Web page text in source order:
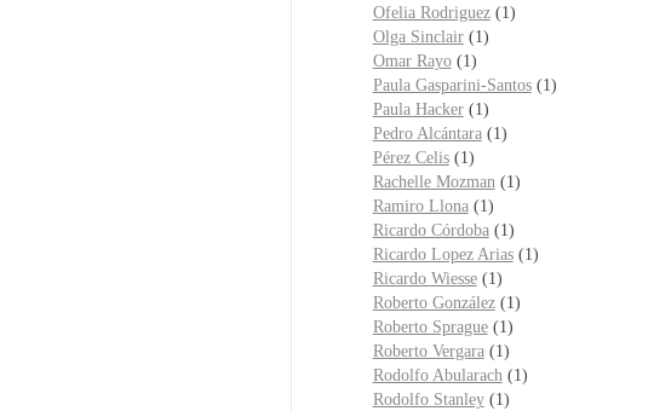
Ofelia Rodriguez (1)
Olga Sinclair (1)
Omar Rayo (1)
Paula Gasparini-Santos (1)
Paula Hacker (1)
Pedro Alcántara (1)
Pérez Celis (1)
Rachelle Mozman (1)
Ramiro Llona (1)
Ricardo Córdoba (1)
Ricardo Lopez Arias (1)
Ricardo Wiesse (1)
Roberto González (1)
Roberto Sprague (1)
Roberto Vergara (1)
Rodolfo Abularach (1)
Rodolfo Stanley (1)